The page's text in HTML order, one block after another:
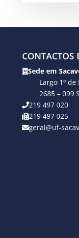
CONTACTOS
Sede em
Largo 1º de
2685 – 099
219 497 020
219 497 025
geral@uf-